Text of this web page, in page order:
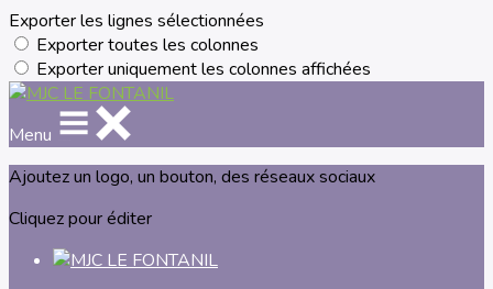
Exporter les lignes sélectionnées
Exporter toutes les colonnes
Exporter uniquement les colonnes affichées
Menu
Ajoutez un logo, un bouton, des réseaux sociaux
Cliquez pour éditer